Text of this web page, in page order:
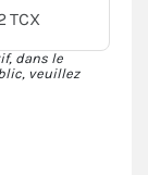
TCX
dans le
veuillez